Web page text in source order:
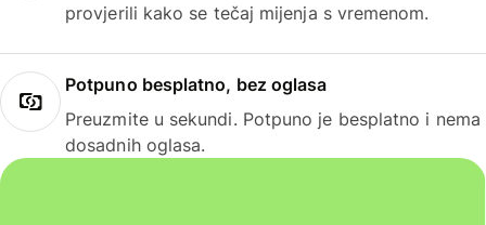
provjerili kako se tečaj mijenja s vremenom.
Potpuno besplatno, bez oglasa
Preuzmite u sekundi. Potpuno je besplatno i nema
dosadnih oglasa.